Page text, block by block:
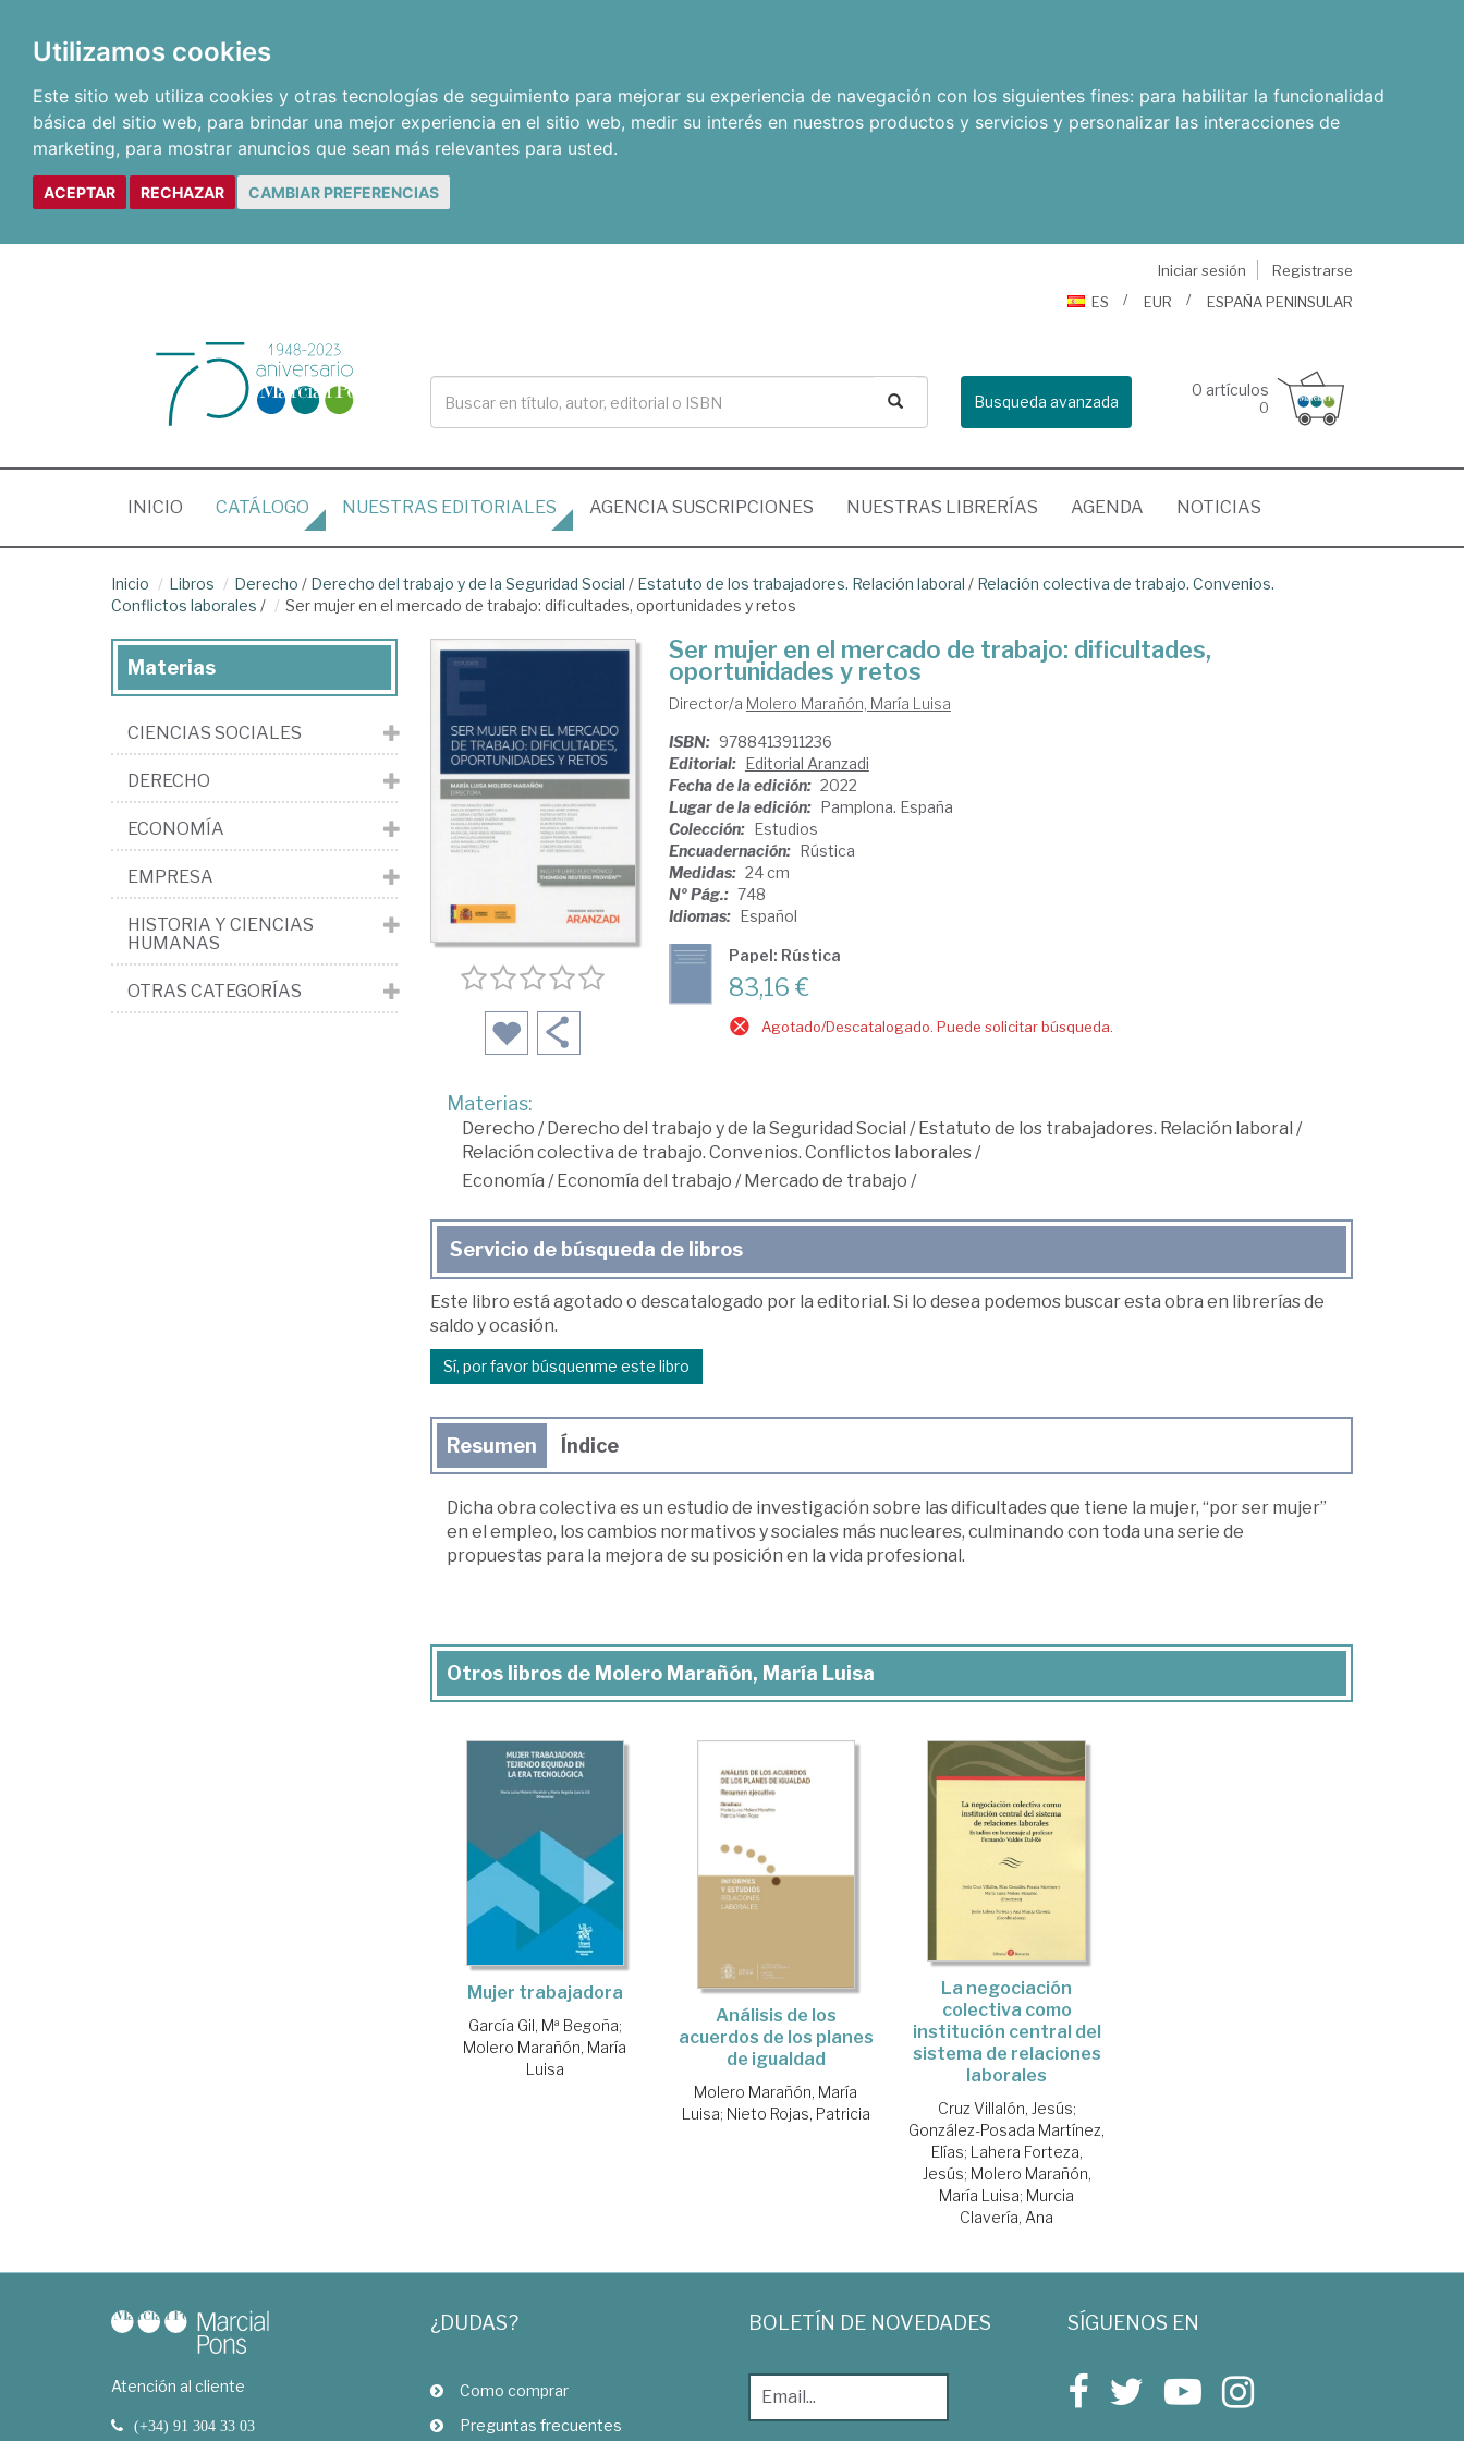
Utilizamos cookies
Este sitio web utiliza cookies y otras tecnologías de seguimiento para mejorar su experiencia de navegación con los siguientes fines: para habilitar la funcionalidad
básica del sitio web, para brindar una mejor experiencia en el sitio web, medir su interés en nuestros productos y servicios y personalizar las interacciones de
marketing, para mostrar anuncios que sean más relevantes para usted.
ACEPTAR RECHAZAR CAMBIAR PREFERENCIAS
Iniciar sesión
Registrarse
ES
EUR ESPAÑA PENINSULAR
Busqueda avanzada
0 artículos
0
INICIO (CURRENT)
CATÁLOGO NUESTRAS EDITORIALES AGENCIA SUSCRIPCIONES NUESTRAS LIBRERÍAS AGENDA NOTICIAS
Inicio Libros Derecho / Derecho del trabajo y de la Seguridad Social / Estatuto de los trabajadores. Relación laboral / Relación colectiva de trabajo. Convenios.
Conflictos laborales / Ser mujer en el mercado de trabajo: dificultades, oportunidades y retos
Ser mujer en el mercado de trabajo: dificultades,
oportunidades y retos
Director/a Molero Marañón, María Luisa
ISBN: 9788413911236
Editorial: Editorial Aranzadi
Fecha de la edición: 2022
Lugar de la edición: Pamplona. España
Colección: Estudios
Encuadernación: Rústica
Medidas: 24 cm
Nº Pág.: 748
Idiomas: Español
Papel: Rústica
83,16 €
Agotado/Descatalogado. Puede solicitar búsqueda.
Materias:
Derecho /Derecho del trabajo y de la Seguridad Social /Estatuto de los trabajadores. Relación laboral /
Relación colectiva de trabajo. Convenios. Conflictos laborales/
Economía /Economía del trabajo /Mercado de trabajo /
Servicio de búsqueda de libros
Este libro está agotado o descatalogado por la editorial. Si lo desea podemos buscar esta obra en librerías de
saldo y ocasión.
Sí, por favor búsquenme este libro
Resumen Índice
Dicha obra colectiva es un estudio de investigación sobre las dificultades que tiene la mujer, “por ser mujer”
en el empleo, los cambios normativos y sociales más nucleares, culminando con toda una serie de
propuestas para la mejora de su posición en la vida profesional.
Otros libros de Molero Marañón, María Luisa
Mujer trabajadora
García Gil, Mª Begoña;
Molero Marañón, María
Luisa
Análisis de los
acuerdos de los planes
de igualdad
Molero Marañón, María
Luisa; Nieto Rojas, Patricia
La negociación
colectiva como
institución central del
sistema de relaciones
laborales
Cruz Villalón, Jesús;
González-Posada Martínez,
Elías; Lahera Forteza,
Jesús; Molero Marañón,
María Luisa; Murcia
Clavería, Ana
Materias
CIENCIAS SOCIALES
DERECHO
ECONOMÍA
EMPRESA
HISTORIA Y CIENCIAS
HUMANAS
OTRAS CATEGORÍAS
Atención al cliente
(+34) 91 304 33 03
¿DUDAS?
Como comprar
Preguntas frecuentes
BOLETÍN DE NOVEDADES SÍGUENOS EN